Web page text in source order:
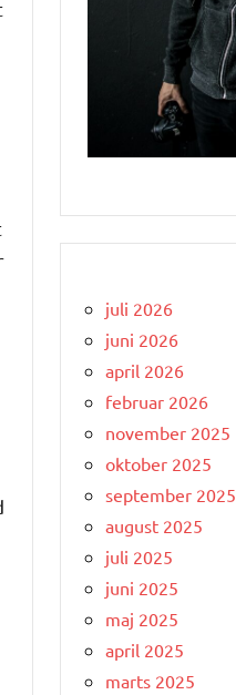
juli 2026
juni 2026
april 2026
februar 2026
november 2025
oktober 2025
september 2025
august 2025
juli 2025
juni 2025
maj 2025
april 2025
marts 2025